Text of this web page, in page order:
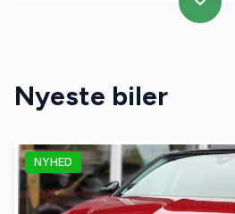
Nyeste biler
NYHED